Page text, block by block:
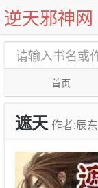
逆天邪神网
首页
遮天 作者:辰东